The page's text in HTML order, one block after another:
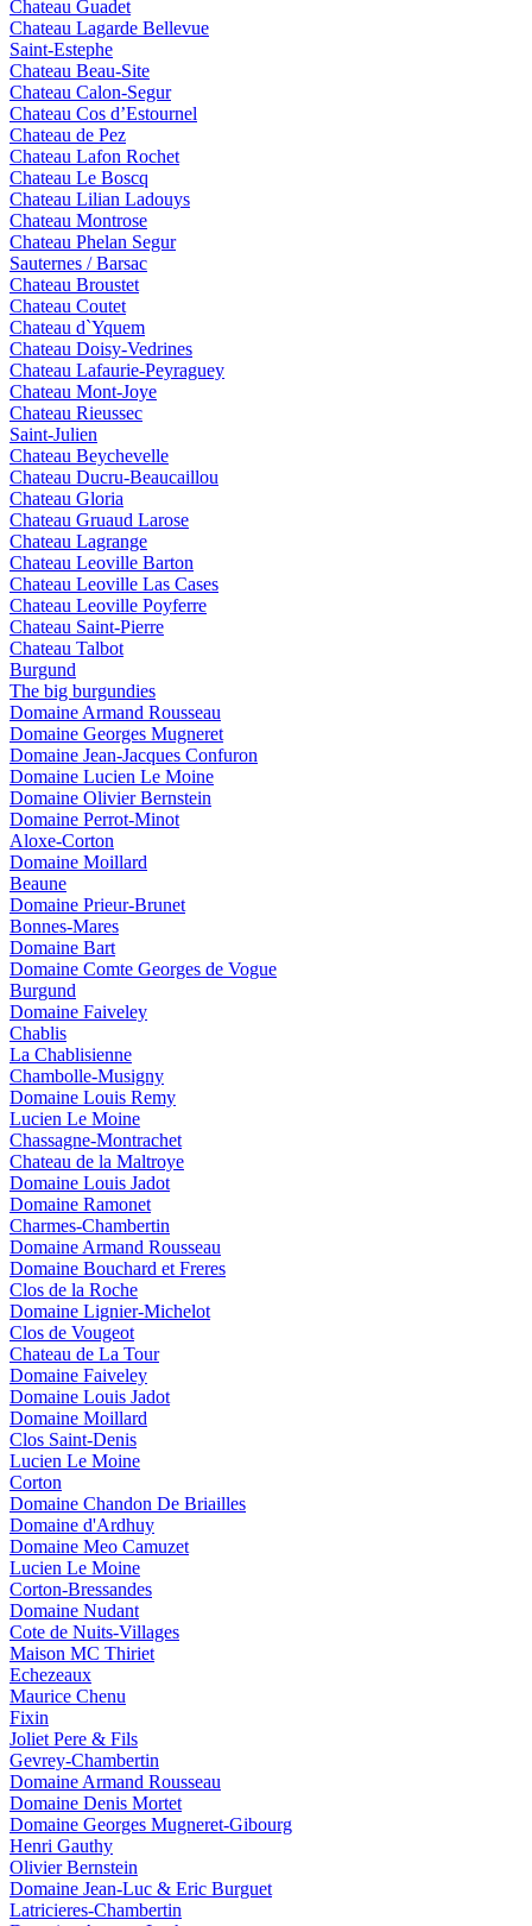
Chateau Guadet
Chateau Lagarde Bellevue
Saint-Estephe
Chateau Beau-Site
Chateau Calon-Segur
Chateau Cos d’Estournel
Chateau de Pez
Chateau Lafon Rochet
Chateau Le Boscq
Chateau Lilian Ladouys
Chateau Montrose
Chateau Phelan Segur
Sauternes / Barsac
Chateau Broustet
Chateau Coutet
Chateau d`Yquem
Chateau Doisy-Vedrines
Chateau Lafaurie-Peyraguey
Chateau Mont-Joye
Chateau Rieussec
Saint-Julien
Chateau Beychevelle
Chateau Ducru-Beaucaillou
Chateau Gloria
Chateau Gruaud Larose
Chateau Lagrange
Chateau Leoville Barton
Chateau Leoville Las Cases
Chateau Leoville Poyferre
Chateau Saint-Pierre
Chateau Talbot
Burgund
The big burgundies
Domaine Armand Rousseau
Domaine Georges Mugneret
Domaine Jean-Jacques Confuron
Domaine Lucien Le Moine
Domaine Olivier Bernstein
Domaine Perrot-Minot
Aloxe-Corton
Domaine Moillard
Beaune
Domaine Prieur-Brunet
Bonnes-Mares
Domaine Bart
Domaine Comte Georges de Vogue
Burgund
Domaine Faiveley
Chablis
La Chablisienne
Chambolle-Musigny
Domaine Louis Remy
Lucien Le Moine
Chassagne-Montrachet
Chateau de la Maltroye
Domaine Louis Jadot
Domaine Ramonet
Charmes-Chambertin
Domaine Armand Rousseau
Domaine Bouchard et Freres
Clos de la Roche
Domaine Lignier-Michelot
Clos de Vougeot
Chateau de La Tour
Domaine Faiveley
Domaine Louis Jadot
Domaine Moillard
Clos Saint-Denis
Lucien Le Moine
Corton
Domaine Chandon De Briailles
Domaine d'Ardhuy
Domaine Meo Camuzet
Lucien Le Moine
Corton-Bressandes
Domaine Nudant
Cote de Nuits-Villages
Maison MC Thiriet
Echezeaux
Maurice Chenu
Fixin
Joliet Pere & Fils
Gevrey-Chambertin
Domaine Armand Rousseau
Domaine Denis Mortet
Domaine Georges Mugneret-Gibourg
Henri Gauthy
Olivier Bernstein
Domaine Jean-Luc & Eric Burguet
Latricieres-Chambertin